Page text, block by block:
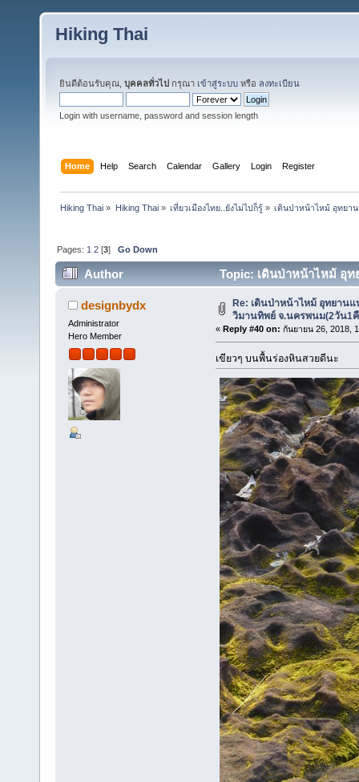
Hiking Thai
ยินดีต้อนรับคุณ, บุคคลทั่วไป กรุณา เข้าสู่ระบบ หรือ ลงทะเบียน
Login with username, password and session length
Home Help Search Calendar Gallery Login Register
Hiking Thai » Hiking Thai» เที่ยวเมืองไทย..ยังไม่ไปก็รู้» เดินป่าหน้าไหม้ อุทยา
Pages: 1 2 [3]Go Down
Author
Topic: เดินป่าหน้าไหม้ อุ
120075 times)
designbydx
Administrator
Hero Member
Re: เดินป่าหน้าไหม้ อุทยาน
วิมานทิพย์ จ.นครพนม(2วัน1
« Reply #40 on: กันยายน 26, 2018,
เขียวๆ บนพื้นร่องหินสวยดีนะ